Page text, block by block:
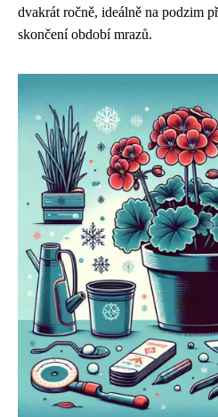
dvakrát ročně, ideálně na podzim
skončení období mrazů.